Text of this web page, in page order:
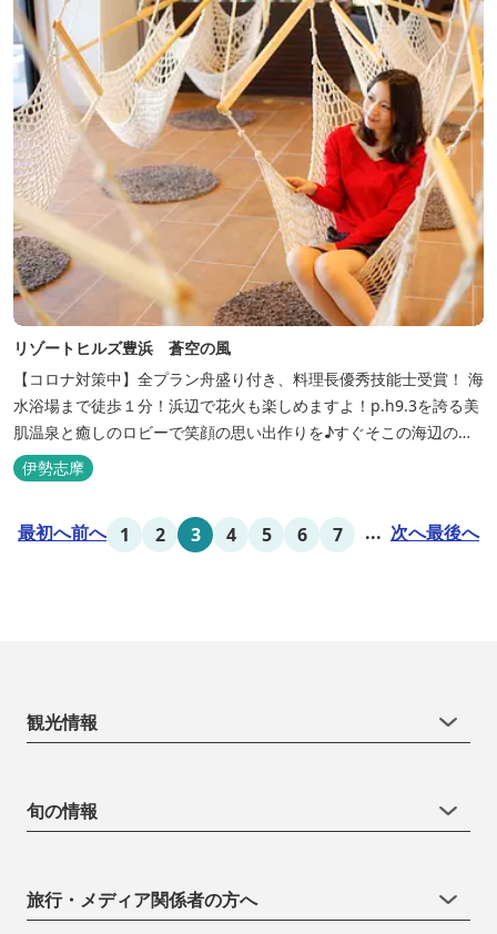
リゾートヒルズ豊浜 蒼空の風
【コロナ対策中】全プラン舟盛り付き、料理長優秀技能士受賞！ 海
水浴場まで徒歩１分！浜辺で花火も楽しめますよ！p.h9.3を誇る美
肌温泉と癒しのロビーで笑顔の思い出作りを♪すぐそこの海辺の高
台に建つ温泉宿
伊勢志摩
最初へ前へ 1 2 3 4 5 6 7 ... 次へ最後へ
観光情報
旬の情報
旅行・メディア関係者の方へ